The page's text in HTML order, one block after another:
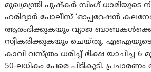
മുഖ്യമന്ത്രി പുഷ്കർ സിംഗ് ധാമിയുടെ
ഹരിദ്വാർ പോലീസ് ‘ഓപ്പറേഷൻ
ആരംഭിക്കുകയും വ്യാജ
സ്വീകരിക്കുകയും ചെയ്തു.
കാവി വസ്ത്രം ധരിച്ച് ഭിക്ഷ യാചിച്ച 6
50-ലധികം പേരെ പിടികൂടി.